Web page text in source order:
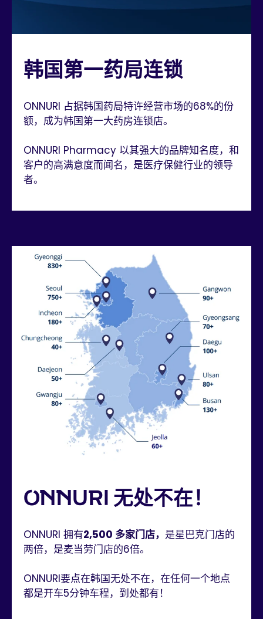
韩国第一药局连锁
ONNURI 占据韩国药局特许经营市场的68%的份
额，成为韩国第一大药房连锁店。
ONNURI Pharmacy 以其强大的品牌知名度，和
客户的高满意度而闻名，是医疗保健行业的领导
者。
ONNURI 无处不在！
ONNURI 拥有2,500 多家门店， 是星巴克门店的
两倍，是麦当劳门店的6倍。
ONNURI要点在韩国无处不在，在任何一个地点
都是开车5分钟车程，到处都有！